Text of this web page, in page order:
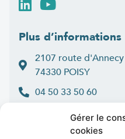
Gérer le
cookies
Plus d’informations
2107 route d'Annecy
74330 POISY
04 50 33 50 60
Lun > jeu : 9h-12h et
9h-12h et 14h-